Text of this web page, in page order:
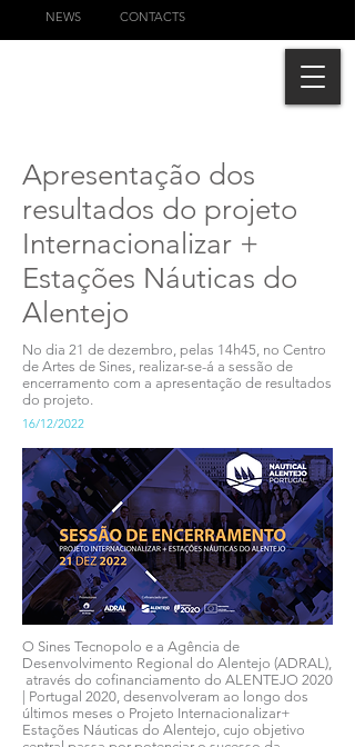
NEWS CONTACTS
Apresentação dos
resultados do projeto
Internacionalizar +
Estações Náuticas do
Alentejo
No dia 21 de dezembro, pelas 14h45, no Centro
de Artes de Sines, realizar-se-á a sessão de
encerramento com a apresentação de resultados
do projeto.
16/12/2022
O Sines Tecnopolo e a Agência de
Desenvolvimento Regional do Alentejo (ADRAL),
através do cofinanciamento do ALENTEJO 2020
| Portugal 2020, desenvolveram ao longo dos
últimos meses o Projeto Internacionalizar+
Estações Náuticas do Alentejo, cujo objetivo